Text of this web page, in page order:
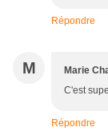
Répondre
M Marie
C'est
Répondre